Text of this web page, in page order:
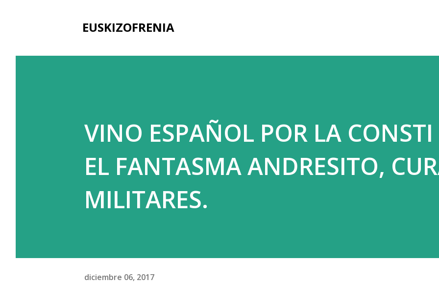
EUSKIZOFRENIA
VINO ESPAÑOL POR LA
EL FANTASMA ANDRESITO,
MILITARES.
diciembre 06, 2017